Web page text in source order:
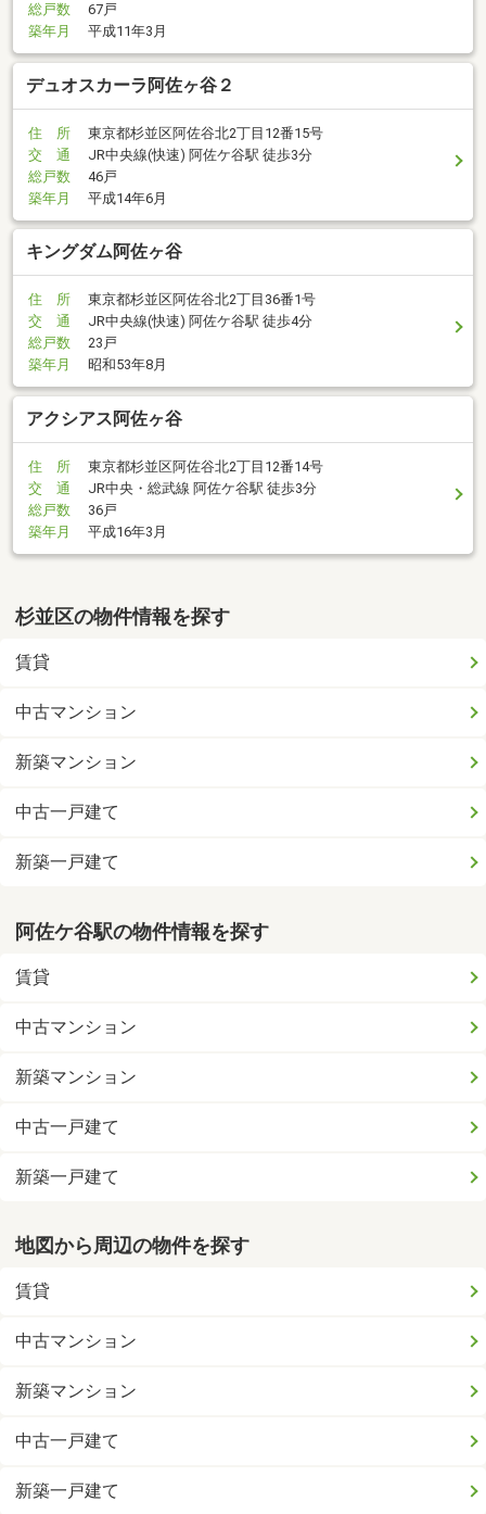
総戸数
67戸
築年月
平成11年3月
デュオスカーラ阿佐ヶ谷２
住 所
東京都杉並区阿佐谷北2丁目12番15号
交 通
JR中央線(快速) 阿佐ケ谷駅 徒歩3分
総戸数
46戸
築年月
平成14年6月
キングダム阿佐ヶ谷
住 所
東京都杉並区阿佐谷北2丁目36番1号
交 通
JR中央線(快速) 阿佐ケ谷駅 徒歩4分
総戸数
23戸
築年月
昭和53年8月
アクシアス阿佐ヶ谷
住 所
東京都杉並区阿佐谷北2丁目12番14号
交 通
JR中央・総武線 阿佐ケ谷駅 徒歩3分
総戸数
36戸
築年月
平成16年3月
杉並区の物件情報を探す
賃貸
中古マンション
新築マンション
中古一戸建て
新築一戸建て
阿佐ケ谷駅の物件情報を探す
賃貸
中古マンション
新築マンション
中古一戸建て
新築一戸建て
地図から周辺の物件を探す
賃貸
中古マンション
新築マンション
中古一戸建て
新築一戸建て